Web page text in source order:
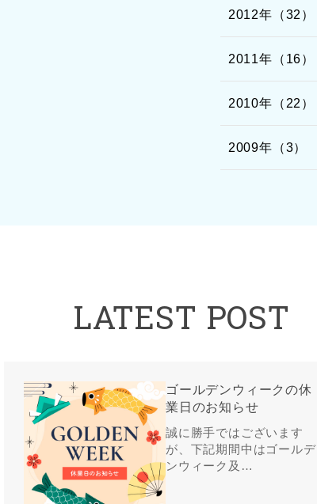
2012年（32）
2011年（16）
2010年（22）
2009年（3）
LATEST POST
ゴールデンウィークの休
業日のお知らせ
誠に勝手ではございます
が、下記期間中はゴールデ
ンウィーク及…